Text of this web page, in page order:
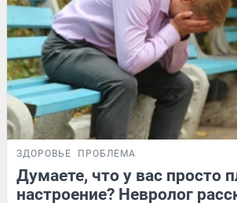
ЗДОРОВЬЕ ПРОБЛЕМА
Думаете, что у вас просто
настроение? Невролог